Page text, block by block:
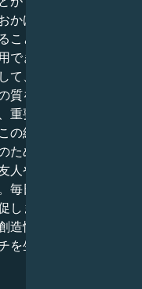
げで、乙女座の援
とができます。物
きる新鮮なコンセ
、あなたは多くの
を大きく向上させ
要な形で他人を援
組み合わせは、あ
め、人間関係に有
やパートナーが困
日、乙女座は斬新
ます。人生に変化
性、そして水瓶座
生かす必要があり